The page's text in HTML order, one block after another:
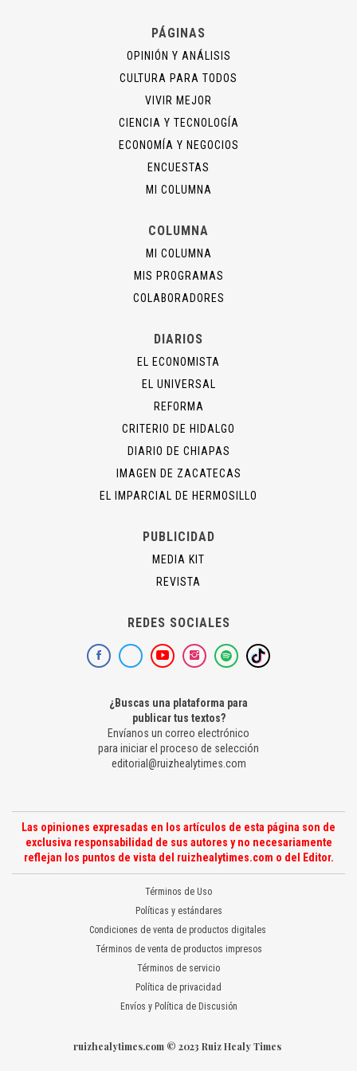
PÁGINAS
OPINIÓN Y ANÁLISIS
CULTURA PARA TODOS
VIVIR MEJOR
CIENCIA Y TECNOLOGÍA
ECONOMÍA Y NEGOCIOS
ENCUESTAS
MI COLUMNA
COLUMNA
MI COLUMNA
MIS PROGRAMAS
COLABORADORES
DIARIOS
EL ECONOMISTA
EL UNIVERSAL
REFORMA
CRITERIO DE HIDALGO
DIARIO DE CHIAPAS
IMAGEN DE ZACATECAS
EL IMPARCIAL DE HERMOSILLO
PUBLICIDAD
MEDIA KIT
REVISTA
REDES SOCIALES
¿Buscas una plataforma para
publicar tus textos?
Envíanos un correo electrónico
para iniciar el proceso de selección
editorial@ruizhealytimes.com
Las opiniones expresadas en los artículos de esta página son de
exclusiva responsabilidad de sus autores y no necesariamente
reflejan los puntos de vista del ruizhealytimes.com o del Editor.
Términos de Uso
Políticas y estándares
Condiciones de venta de productos digitales
Términos de venta de productos impresos
Términos de servicio
Política de privacidad
Envíos y Política de Discusión
ruizhealytimes.com © 2023 Ruiz Healy Times